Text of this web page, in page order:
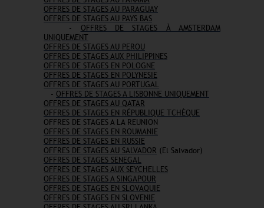
OFFRES DE STAGES AU PARAGUAY
OFFRES DE STAGES AU PAYS BAS
- OFFRES DE STAGES À AMSTERDAM
UNIQUEMENT
OFFRES DE STAGES AU PEROU
OFFRES DE STAGES AUX PHILIPPINES
OFFRES DE STAGES EN POLOGNE
OFFRES DE STAGES EN POLYNESIE
OFFRES DE STAGES AU PORTUGAL
- OFFRES DE STAGES A LISBONNE UNIQUEMENT
OFFRES DE STAGES AU QATAR
OFFRES DE STAGES EN RÉPUBLIQUE TCHÈQUE
OFFRES DE STAGES A LA REUNION
OFFRES DE STAGES EN ROUMANIE
OFFRES DE STAGES EN RUSSIE
OFFRES DE STAGES AU SALVADOR (El Salvador)
OFFRES DE STAGES SENEGAL
OFFRES DE STAGES AUX SEYCHELLES
OFFRES DE STAGES A SINGAPOUR
OFFRES DE STAGES EN SLOVAQUIE
OFFRES DE STAGES EN SLOVENIE